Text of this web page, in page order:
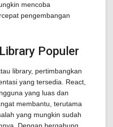
mencoba
pengembangan
Populer
library, pertimbangkan
yang tersedia. React,
yang luas dan
membantu, terutama
yang mungkin sudah